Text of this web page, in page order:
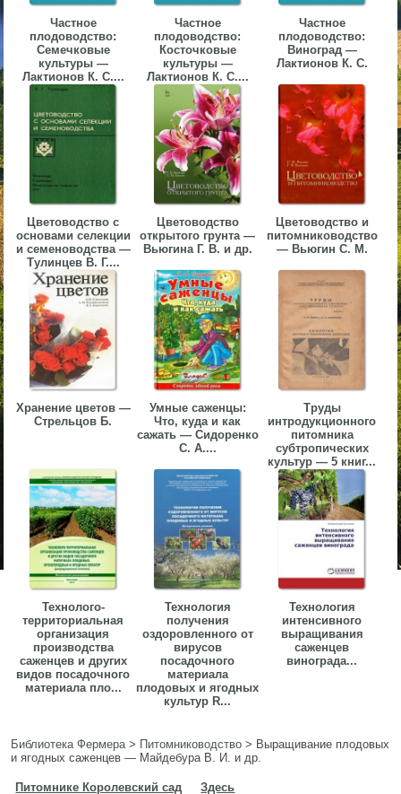
Частное
плодоводство:
Семечковые
культуры —
Лактионов К. С....
Частное
плодоводство:
Косточковые
культуры —
Лактионов К. С....
Частное
плодоводство:
Виноград —
Лактионов К. С.
Цветоводство с
основами селекции
и семеноводства —
Тулинцев В. Г....
Цветоводство
открытого грунта —
Вьюгина Г. В. и др.
Цветоводство и
питомниководство
— Вьюгин С. М.
Хранение цветов —
Стрельцов Б.
Умные саженцы:
Что, куда и как
сажать — Сидоренко
С. А....
Труды
интродукционного
питомника
субтропических
культур — 5 книг...
Технолого-
территориальная
организация
производства
саженцев и других
видов посадочного
материала пло...
Технология
получения
оздоровленного от
вирусов
посадочного
материала
плодовых и ягодных
культур R...
Технология
интенсивного
выращивания
саженцев
винограда...
Библиотека Фермера> Питомниководство > Выращивание плодовых
и ягодных саженцев — Майдебура В. И. и др.
Питомнике Королевский сад Здесь
▼
▼
▼
▼